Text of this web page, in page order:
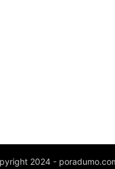
2024 -